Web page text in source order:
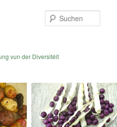
vun der Diversitéit